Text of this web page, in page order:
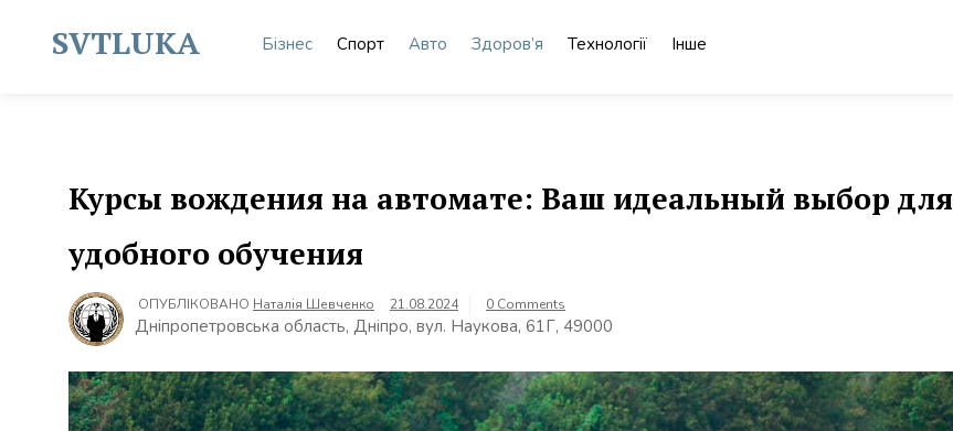
contentSVTLUKA Бізнес Спорт Авто Здоров’я Технології Інше
Курсы вождения на автомате: Ваш идеальный выбор для
удобного обучения
ОПУБЛІКОВАНО Наталія Шевченко 21.08.2024 0 Comments
Дніпропетровська область, Дніпро, вул. Наукова, 61Г, 49000